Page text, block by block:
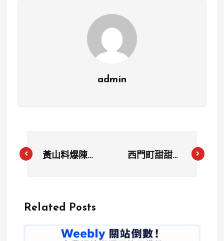
admin
黃山料爆陳玉
挖出，金門坦
私
西門町甜甜圈
權、帳目與員
Related Posts